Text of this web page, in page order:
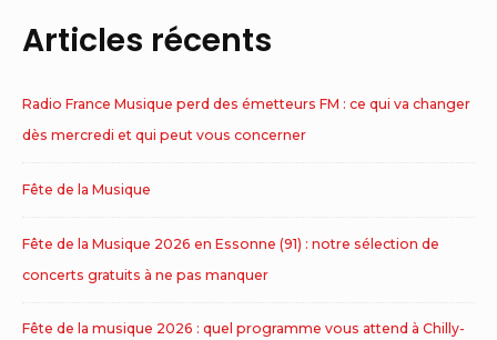
Articles récents
Radio France Musique perd des émetteurs FM : ce qui va changer
dès mercredi et qui peut vous concerner
Fête de la Musique
Fête de la Musique 2026 en Essonne (91) : notre sélection de
concerts gratuits à ne pas manquer
Fête de la musique 2026 : quel programme vous attend à Chilly-